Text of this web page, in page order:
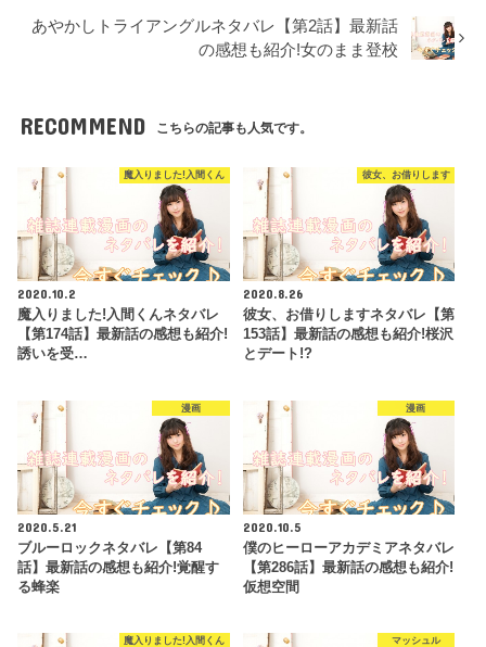
あやかしトライアングルネタバレ【第2話】最新話
の感想も紹介!女のまま登校
RECOMMEND こちらの記事も人気です。
魔入りました!入間くん
2020.10.2
魔入りました!入間くんネタバレ
【第174話】最新話の感想も紹介!
誘いを受…
彼女、お借りします
2020.8.26
彼女、お借りしますネタバレ【第
153話】最新話の感想も紹介!桜沢
とデート!?
漫画
2020.5.21
ブルーロックネタバレ【第84
話】最新話の感想も紹介!覚醒す
る蜂楽
漫画
2020.10.5
僕のヒーローアカデミアネタバレ
【第286話】最新話の感想も紹介!
仮想空間
魔入りました!入間くん マッシュル